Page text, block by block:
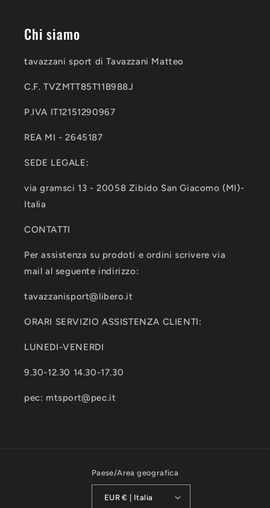
Chi siamo
tavazzani sport di Tavazzani Matteo
C.F. TVZMTT85T11B988J
P.IVA IT12151290967
REA MI - 2645187
SEDE LEGALE:
via gramsci 13 - 20058 Zibido San Giacomo (MI)-
Italia
CONTATTI
Per assistenza su prodoti e ordini scrivere via
mail al seguente indirizzo:
tavazzanisport@libero.it
ORARI SERVIZIO ASSISTENZA CLIENTI:
LUNEDI-VENERDI
9.30-12.30 14.30-17.30
pec: mtsport@pec.it
Paese/Area geografica
EUR € | Italia